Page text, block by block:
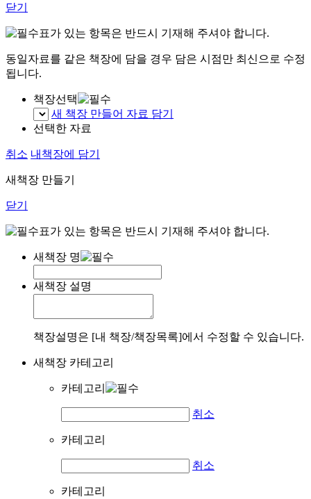
닫기
표가 있는 항목은 반드시 기재해 주셔야 합니다.
동일자료를 같은 책장에 담을 경우 담은 시점만 최신으로 수정
됩니다.
책장선택
새 책장 만들어 자료 담기
선택한 자료
취소 내책장에 담기
새책장 만들기
닫기
표가 있는 항목은 반드시 기재해 주셔야 합니다.
새책장 명
새책장 설명
책장설명은 [내 책장/책장목록]에서 수정할 수 있습니다.
새책장 카테고리
카테고리
취소
카테고리
취소
카테고리